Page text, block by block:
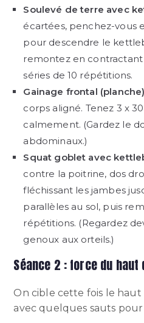
Soulevé de terre avec
écartées, penchez-vous
pour descendre le
remontez en contractant
séries de 10 répétitions.
Gainage frontal (planche)
corps aligné. Tenez 3 x
calmement. (Gardez le
abdominaux.)
Squat goblet avec
contre la poitrine, dos
fléchissant les jambes
parallèles au sol, puis
répétitions. (Regardez
genoux aux orteils.)
Séance 2 : force du
On cible cette fois le
avec quelques sauts pour